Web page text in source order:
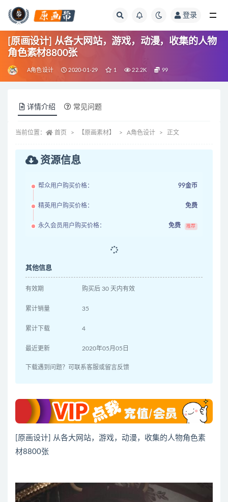
登录
[原画设计] 从各大网站，游戏，动漫，收集的人物
角色素材8800张
A角色设计 2020-01-29 1 22.2K 99
详情介绍 常见问题
当前位置： 首页 【原画素材】 A角色设计 正文
资源信息
帮众用户购买价格： 99金币
精英用户购买价格： 免费
永久会员用户购买价格： 免费 推荐
其他信息
有效期 购买后 30 天内有效
累计销量 35
累计下载 4
最近更新 2020年05月05日
下载遇到问题？可联系客服或留言反馈
[原画设计] 从各大网站，游戏，动漫，收集的人物角色素
材8800张